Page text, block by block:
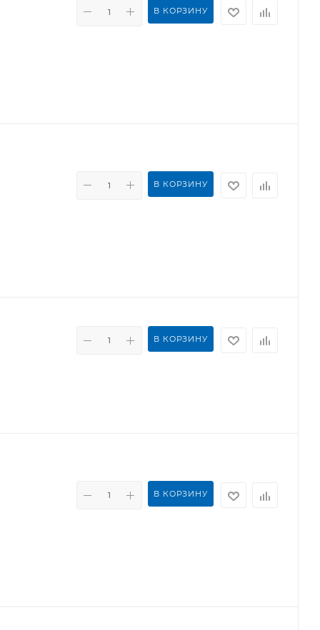
В КОРЗИНУ
В КОРЗИНУ
В КОРЗИНУ
В КОРЗИНУ